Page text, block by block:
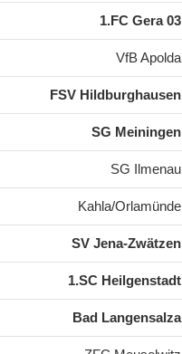
1.FC Gera 03
VfB Apolda
FSV Hildburghausen
SG Meiningen
SG Ilmenau
Kahla/Orlamünde
SV Jena-Zwätzen
1.SC Heilgenstadt
Bad Langensalza